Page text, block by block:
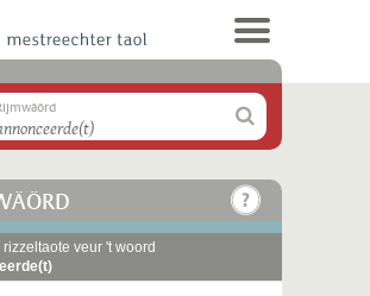
rizzeltaote veur 't woord